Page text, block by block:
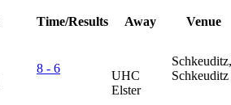
Time/Results Away
Venue
8 - 6
UHC
Elster
Schkeuditz,
Schkeuditz